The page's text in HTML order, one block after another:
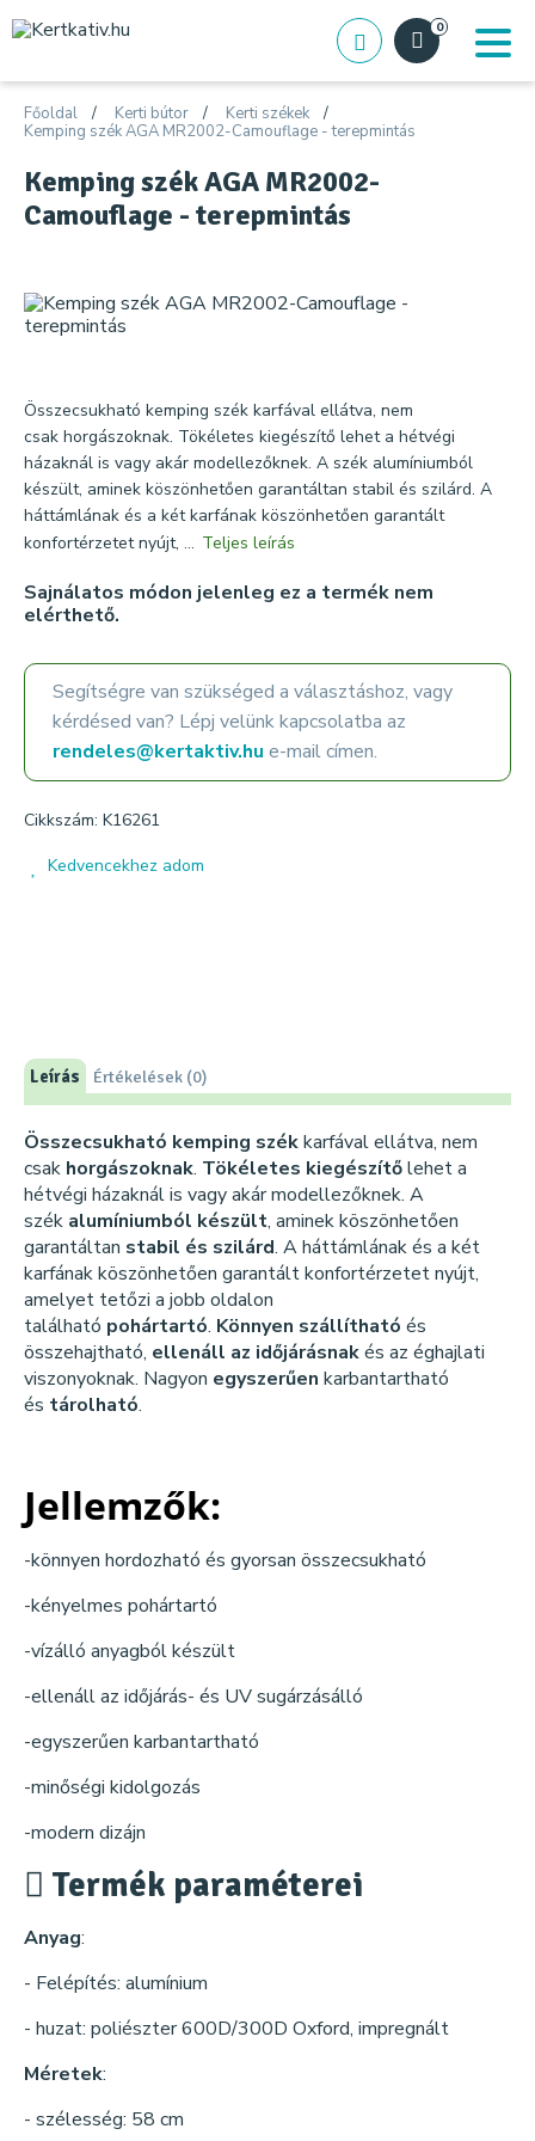
0
Főoldal Kerti bútor
Kerti székek
Kemping szék AGA MR2002-Camouflage - terepmintás
Kemping szék AGA MR2002-
Camouflage - terepmintás
Összecsukható kemping szék karfával ellátva, nem
csak horgászoknak. Tökéletes kiegészítő lehet a hétvégi
házaknál is vagy akár modellezőknek. A szék alumíniumból
készült, aminek köszönhetően garantáltan stabil és szilárd. A
háttámlának és a két karfának köszönhetően garantált
konfortérzetet nyújt, ... Teljes leírás
Sajnálatos módon jelenleg ez a termék nem
elérthető.
Segítségre van szükséged a választáshoz, vagy
kérdésed van? Lépj velünk kapcsolatba az
rendeles@kertaktiv.hu e-mail címen.
Cikkszám: K16261
Kedvencekhez adom
Leírás Értékelések (0)
Összecsukható kemping székkarfával ellátva, nem
csak horgászoknak. Tökéletes kiegészítőlehet a
hétvégi házaknál is vagy akár modellezőknek. A
szék alumíniumból készült, aminek köszönhetően
garantáltan stabil és szilárd. A háttámlának és a két
karfának köszönhetően garantált konfortérzetet nyújt,
amelyet tetőzi a jobb oldalon
található pohártartó. Könnyen szállítható és
összehajtható, ellenáll az időjárásnakés az éghajlati
viszonyoknak. Nagyon egyszerűen karbantartható
és tárolható.
Jellemzők:
-könnyen hordozható és gyorsan összecsukható
-kényelmes pohártartó
-vízálló anyagból készült
-ellenáll az időjárás- és UV sugárzásálló
-egyszerűen karbantartható
-minőségi kidolgozás
-modern dizájn
Termék paraméterei
Anyag:
- Felépítés: alumínium
- huzat: poliészter 600D/300D Oxford, impregnált
Méretek:
- szélesség: 58 cm